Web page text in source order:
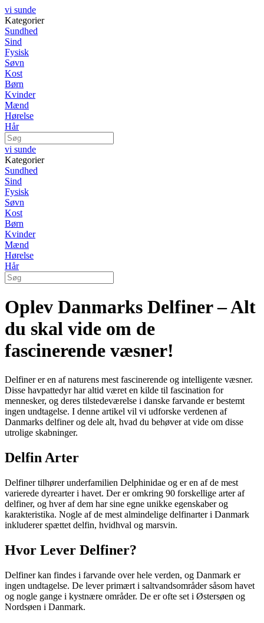
vi sunde
Kategorier
Sundhed
Sind
Fysisk
Søvn
Kost
Børn
Kvinder
Mænd
Hørelse
Hår
vi sunde
Kategorier
Sundhed
Sind
Fysisk
Søvn
Kost
Børn
Kvinder
Mænd
Hørelse
Hår
Oplev Danmarks Delfiner – Alt
du skal vide om de
fascinerende væsner!
Delfiner er en af naturens mest fascinerende og intelligente væsner.
Disse havpattedyr har altid været en kilde til fascination for
mennesker, og deres tilstedeværelse i danske farvande er bestemt
ingen undtagelse. I denne artikel vil vi udforske verdenen af
Danmarks delfiner og dele alt, hvad du behøver at vide om disse
utrolige skabninger.
Delfin Arter
Delfiner tilhører underfamilien Delphinidae og er en af de mest
varierede dyrearter i havet. Der er omkring 90 forskellige arter af
delfiner, og hver af dem har sine egne unikke egenskaber og
karakteristika. Nogle af de mest almindelige delfinarter i Danmark
inkluderer spættet delfin, hvidhval og marsvin.
Hvor Lever Delfiner?
Delfiner kan findes i farvande over hele verden, og Danmark er
ingen undtagelse. De lever primært i saltvandsområder såsom havet
og nogle gange i kystnære områder. De er ofte set i Østersøen og
Nordsøen i Danmark.